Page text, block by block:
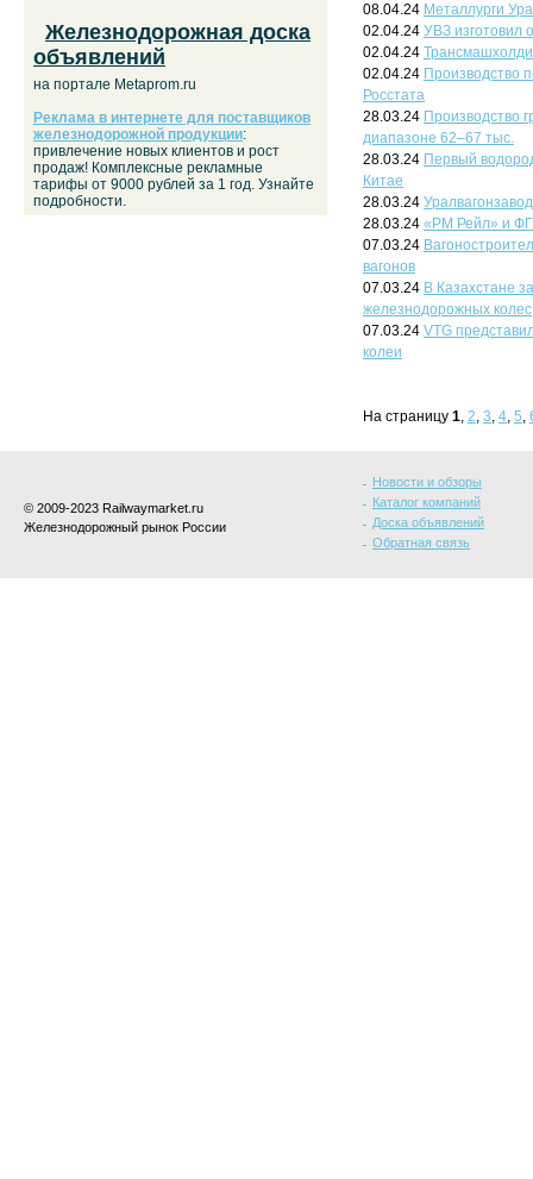
08.04.24 Металлурги
02.04.24 УВЗ изготовил
02.04.24
02.04.24 Производство
Росстата
28.03.24 Производство
диапазоне 62–67 тыс.
28.03.24 Первый
Китае
28.03.24
28.03.24 «РМ Рейл» и
07.03.24
вагонов
07.03.24 В Казахстане
железнодорожных колес
07.03.24 VTG
колеи
На страницу 1, 2, 3, 4, 5,
Железнодорожная доска
объявлений
на портале Metaprom.ru
Реклама в интернете для поставщиков
железнодорожной продукции:
привлечение новых клиентов и рост
продаж! Комплексные рекламные
тарифы от 9000 рублей за 1 год. Узнайте
подробности.
© 2009-2023 Railwaymarket.ru
Железнодорожный рынок России
Новости и обзоры
Каталог компаний
Доска объявлений
Обратная связь